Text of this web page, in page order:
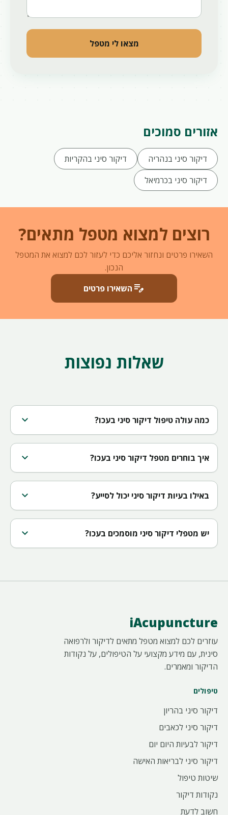
מצאו לי מטפל
אזורים סמוכים
דיקור סיני בנהריה
דיקור סיני בהקריות
דיקור סיני בכרמיאל
רוצים למצוא מטפל מתאים?
השאירו פרטים ונחזור אליכם כדי לעזור לכם למצוא את המטפל
הנכון.
edit_note השאירו פרטים
שאלות נפוצות
כמה עולה טיפול דיקור סיני בעכו? expand_more
איך בוחרים מטפל דיקור סיני בעכו? expand_more
באילו בעיות דיקור סיני יכול לסייע? expand_more
יש מטפלי דיקור סיני מוסמכים בעכו? expand_more
iAcupuncture
עוזרים לכם למצוא מטפל מתאים לדיקור ולרפואה
סינית, עם מידע מקצועי על הטיפולים, על נקודות
הדיקור ומאמרים.
טיפולים
דיקור סיני בהריון
דיקור סיני לכאבים
דיקור לבעיות היום יום
דיקור סיני לבריאות האישה
שיטות טיפול
נקודות דיקור
חשוב לדעת